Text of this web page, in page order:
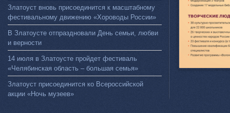
Златоуст вновь присоединится к масштабному
фестивальному движению «Хороводы России»
В Златоусте отпраздновали День семьи, любви
и верности
14 июля в Златоусте пройдет фестиваль
«Челябинская область – большая семья»
Златоуст присоединится ко Всероссийской
акции «Ночь музеев»